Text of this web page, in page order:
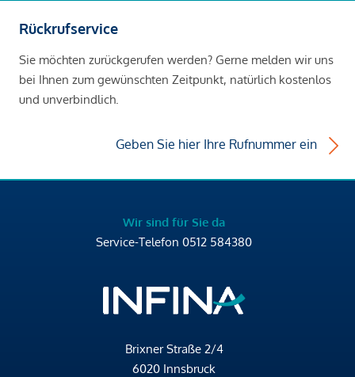
Rückrufservice
Sie möchten zurückgerufen werden? Gerne melden wir uns
bei Ihnen zum gewünschten Zeitpunkt, natürlich kostenlos
und unverbindlich.
Geben Sie hier Ihre Rufnummer ein
Wir sind für Sie da
Service-Telefon 0512 584380
Brixner Straße 2/4
6020 Innsbruck